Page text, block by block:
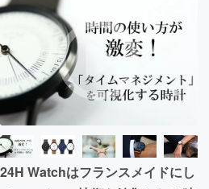
テクノロジー・ガジェット
映像・映画
まちづくり・地域活性化
24H Watchはフランスメイドにし